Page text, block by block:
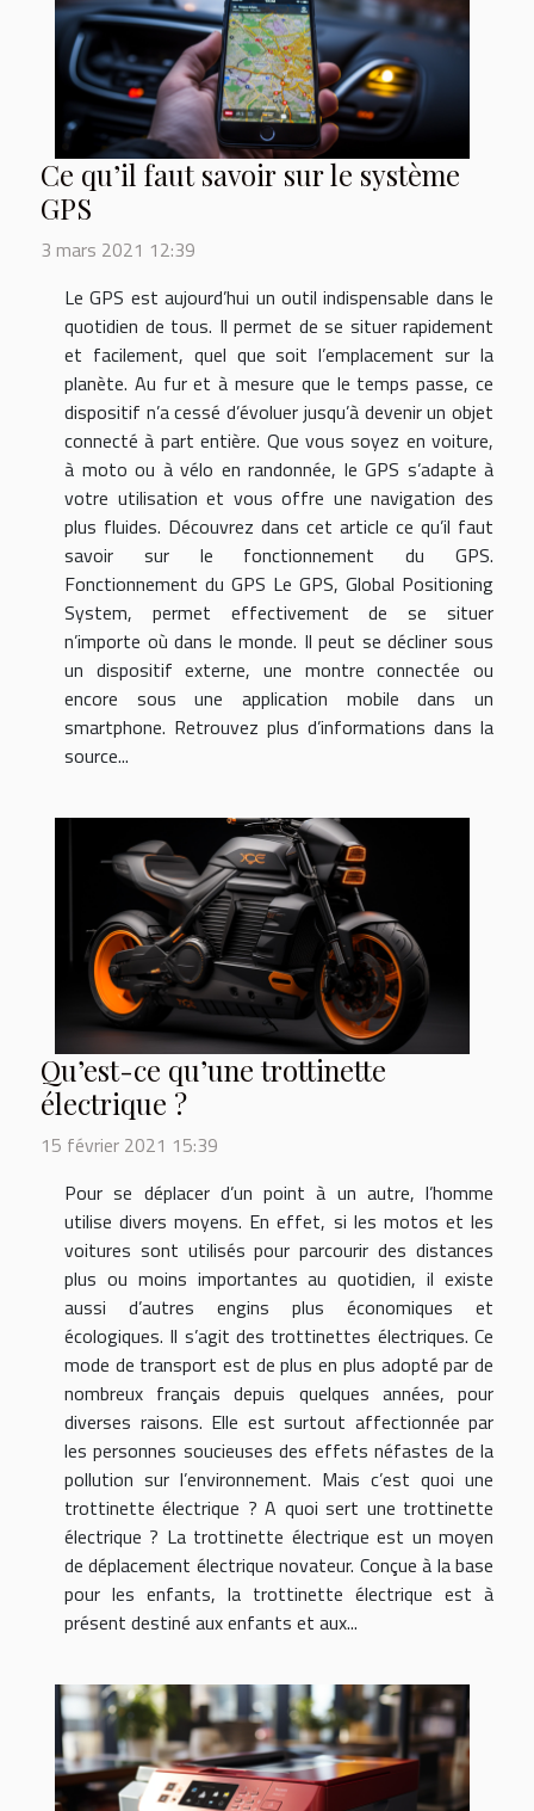
Ce qu’il faut savoir sur le système
GPS
3 mars 2021 12:39
Le GPS est aujourd’hui un outil indispensable dans le
quotidien de tous. Il permet de se situer rapidement
et facilement, quel que soit l’emplacement sur la
planète. Au fur et à mesure que le temps passe, ce
dispositif n’a cessé d’évoluer jusqu’à devenir un objet
connecté à part entière. Que vous soyez en voiture,
à moto ou à vélo en randonnée, le GPS s’adapte à
votre utilisation et vous offre une navigation des
plus fluides. Découvrez dans cet article ce qu’il faut
savoir sur le fonctionnement du GPS.
Fonctionnement du GPS Le GPS, Global Positioning
System, permet effectivement de se situer
n’importe où dans le monde. Il peut se décliner sous
un dispositif externe, une montre connectée ou
encore sous une application mobile dans un
smartphone. Retrouvez plus d’informations dans la
source...
Qu’est-ce qu’une trottinette
électrique ?
15 février 2021 15:39
Pour se déplacer d’un point à un autre, l’homme
utilise divers moyens. En effet, si les motos et les
voitures sont utilisés pour parcourir des distances
plus ou moins importantes au quotidien, il existe
aussi d’autres engins plus économiques et
écologiques. Il s’agit des trottinettes électriques. Ce
mode de transport est de plus en plus adopté par de
nombreux français depuis quelques années, pour
diverses raisons. Elle est surtout affectionnée par
les personnes soucieuses des effets néfastes de la
pollution sur l’environnement. Mais c’est quoi une
trottinette électrique ? A quoi sert une trottinette
électrique ? La trottinette électrique est un moyen
de déplacement électrique novateur. Conçue à la base
pour les enfants, la trottinette électrique est à
présent destiné aux enfants et aux...